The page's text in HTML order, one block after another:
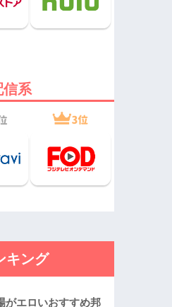
信系
キング
がエロいおすすめ邦